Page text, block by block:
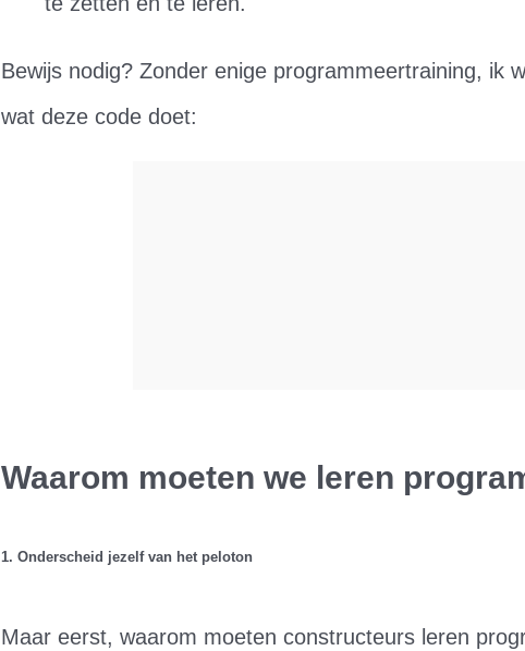
Bewijs nodig? Zonder enige programmeertraining, ik
wat deze code doet:
Waarom moeten we leren
1. Onderscheid jezelf van het peloton
Maar eerst, waarom moeten constructeurs leren